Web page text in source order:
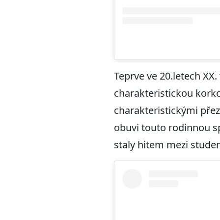
Teprve ve 20.letech
charakteristickou
charakteristickými
obuvi touto rodinnou
staly hitem mezi